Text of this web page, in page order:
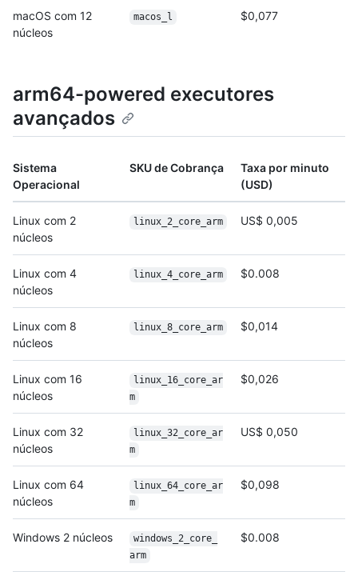
macOS com 12
núcleos
macos_l $0,077
arm64-powered executores
avançados
Sistema
Operacional
SKU de Cobrança
Taxa por minuto
(USD)
Linux com 2
núcleos
linux_2_core_arm US$ 0,005
Linux com 4
núcleos
linux_4_core_arm $0.008
Linux com 8
núcleos
linux_8_core_arm $0,014
Linux com 16
núcleos
linux_16_core_ar
m
$0,026
Linux com 32
núcleos
linux_32_core_ar
m
US$ 0,050
Linux com 64
núcleos
linux_64_core_ar
m
$0,098
Windows 2 núcleos
windows_2_core_
arm
$0.008